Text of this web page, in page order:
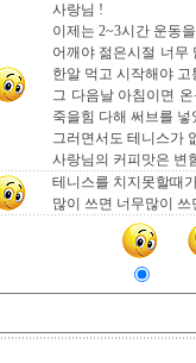
사랑님 !
이제는 2~3시간 운동
어깨야 젊은시절 너무
한알 먹고 시작해야
그 다음날 아침이면
죽을힘 다해 써브를
그러면서도 테니스가
사랑님의 커피맛은 변
테니스를 치지못할때
많이 쓰면 너무많이 쓰